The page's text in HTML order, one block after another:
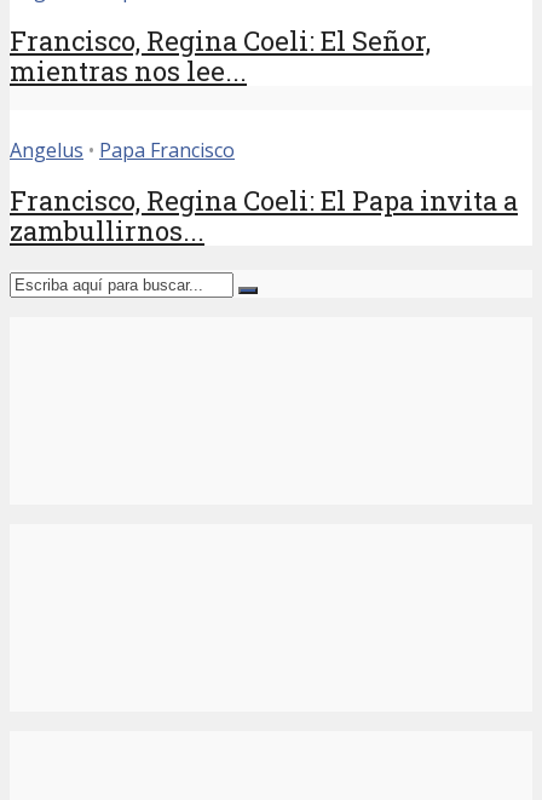
Francisco, Regina Coeli: El Señor,
mientras nos lee...
Angelus • Papa Francisco
Francisco, Regina Coeli: El Papa invita a
zambullirnos...